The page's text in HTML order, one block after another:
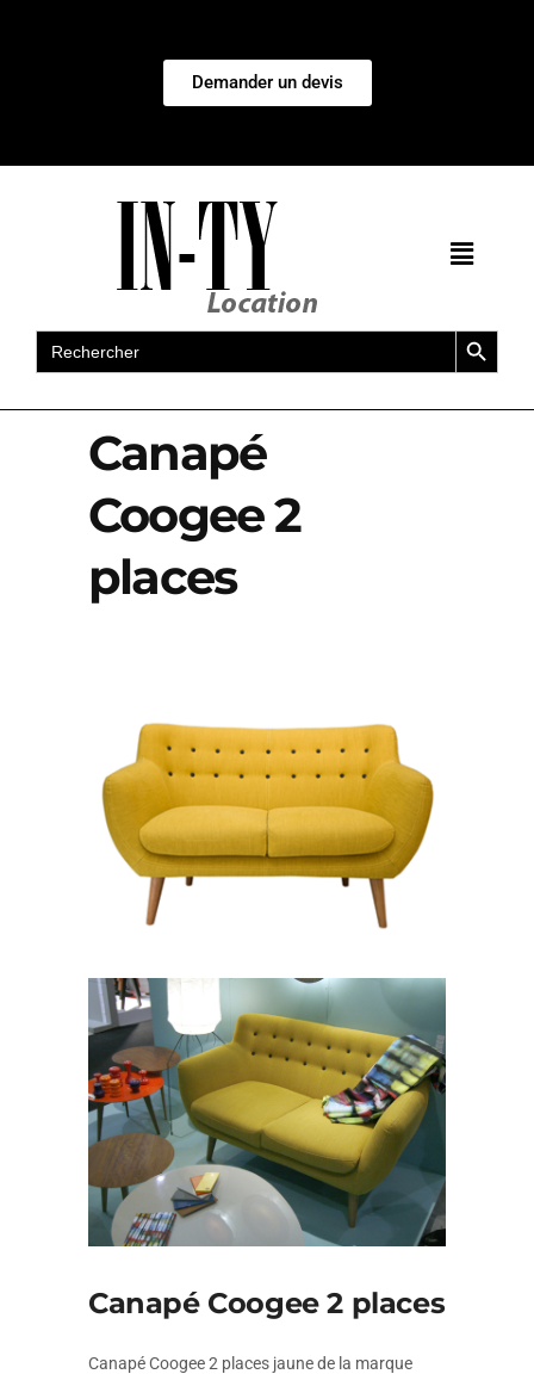
Demander un devis
Search
for:
Search Button
Canapé
Coogee 2
places
Canapé Coogee 2 places
Canapé Coogee 2 places jaune de la marque